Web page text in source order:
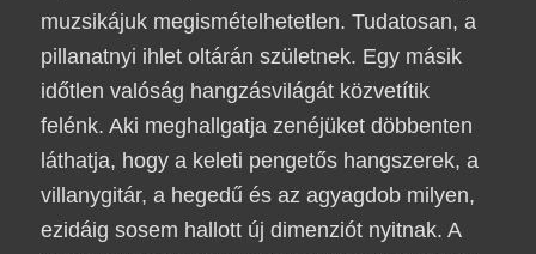
muzsikájuk megismételhetetlen. Tudatosan, a
pillanatnyi ihlet oltárán születnek. Egy másik
időtlen valóság hangzásvilágát közvetítik
felénk. Aki meghallgatja zenéjüket döbbenten
láthatja, hogy a keleti pengetős hangszerek, a
villanygitár, a hegedű és az agyagdob milyen,
ezidáig sosem hallott új dimenziót nyitnak. A